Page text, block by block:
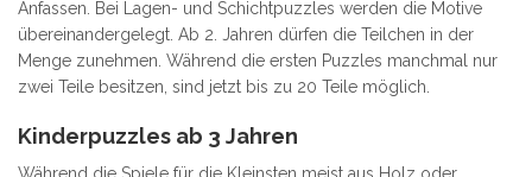
Anfassen. Bei Lagen- und Schichtpuzzles werden die Motive
übereinandergelegt. Ab 2. Jahren dürfen die Teilchen in der
Menge zunehmen. Während die ersten Puzzles manchmal nur
zwei Teile besitzen, sind jetzt bis zu 20 Teile möglich.
Kinderpuzzles ab 3 Jahren
Während die Spiele für die Kleinsten meist aus Holz oder